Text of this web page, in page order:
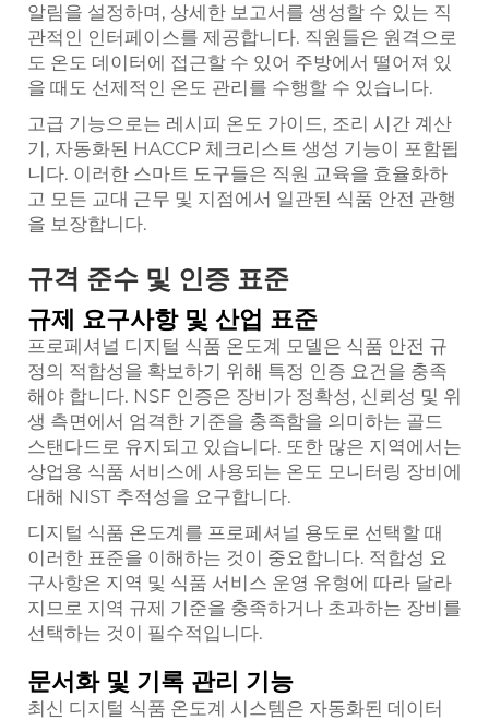
알림을 설정하며, 상세한 보고서를 생성할 수 있는 직
관적인 인터페이스를 제공합니다. 직원들은 원격으로
도 온도 데이터에 접근할 수 있어 주방에서 떨어져 있
을 때도 선제적인 온도 관리를 수행할 수 있습니다.
고급 기능으로는 레시피 온도 가이드, 조리 시간 계산
기, 자동화된 HACCP 체크리스트 생성 기능이 포함됩
니다. 이러한 스마트 도구들은 직원 교육을 효율화하
고 모든 교대 근무 및 지점에서 일관된 식품 안전 관행
을 보장합니다.
규격 준수 및 인증 표준
규제 요구사항 및 산업 표준
프로페셔널 디지털 식품 온도계 모델은 식품 안전 규
정의 적합성을 확보하기 위해 특정 인증 요건을 충족
해야 합니다. NSF 인증은 장비가 정확성, 신뢰성 및 위
생 측면에서 엄격한 기준을 충족함을 의미하는 골드
스탠다드로 유지되고 있습니다. 또한 많은 지역에서는
상업용 식품 서비스에 사용되는 온도 모니터링 장비에
대해 NIST 추적성을 요구합니다.
디지털 식품 온도계를 프로페셔널 용도로 선택할 때
이러한 표준을 이해하는 것이 중요합니다. 적합성 요
구사항은 지역 및 식품 서비스 운영 유형에 따라 달라
지므로 지역 규제 기준을 충족하거나 초과하는 장비를
선택하는 것이 필수적입니다.
문서화 및 기록 관리 기능
최신 디지털 식품 온도계 시스템은 자동화된 데이터